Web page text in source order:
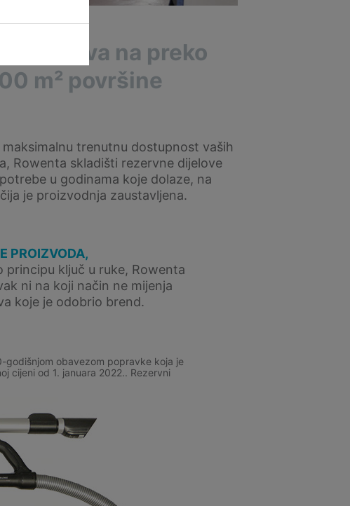
dijelova na preko
m² površine
trenutnu dostupnost vaših
Rowenta skladišti rezervne dijelove
u godinama koje dolaze, na
je proizvodnja zaustavljena.
PROIZVODA,
principu ključ u ruke, Rowenta
ni na koji način ne mijenja
koje je odobrio brend.
godišnjom obavezom popravke koja je
cijeni od 1. januara 2022.. Rezervni